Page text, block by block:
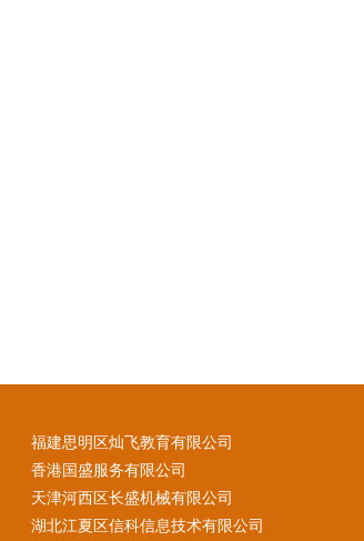
福建思明区灿飞教育有限公司
香港国盛服务有限公司
天津河西区长盛机械有限公司
湖北江夏区信科信息技术有限公司